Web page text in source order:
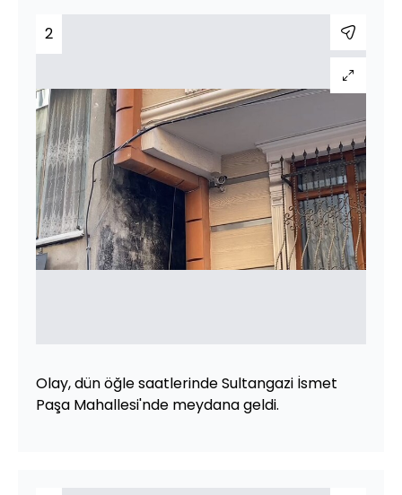
2
Olay, dün öğle saatlerinde Sultangazi İsmet
Paşa Mahallesi'nde meydana geldi.